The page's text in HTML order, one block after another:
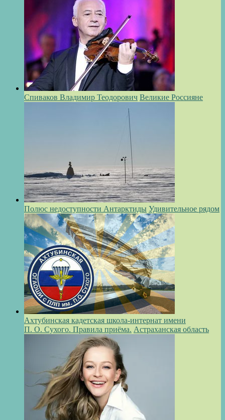
Спиваков Владимир Теодорович Великие Россияне
Полюс недоступности Антарктиды Удивительное рядом
Ахтубинская кадетская школа-интернат имени
П. О. Сухого. Правила приёма. Астраханская область